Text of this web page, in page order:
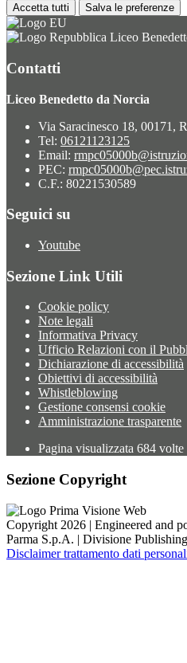
Accetta tutti Salva le preferenze
Liceo
Contatti
Liceo Benedetto da Norcia
Via Saracinesco 18, 00171,
Tel: 06121123125
Email:
PEC:
C.F.: 80221530589
Seguici su
Youtube
Sezione Link Utili
Cookie policy
Note legali
Informativa Privacy
Ufficio Relazioni con il
Dichiarazione di accessibilità
Obiettivi di accessibilità
Whistleblowing
Gestione consensi cookie
Amministrazione trasparente
Pagina visualizzata 684 volte
Sezione Copyright
Copyright 2026 | Engineered and
Parma S.p.A. | Divisione
Disclaimer trattamento dati